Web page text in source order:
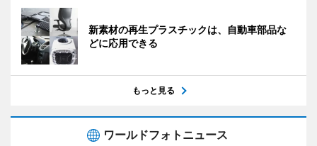
新素材の再生プラスチックは、自動車部品な
どに応用できる
もっと見る
ワールドフォトニュース